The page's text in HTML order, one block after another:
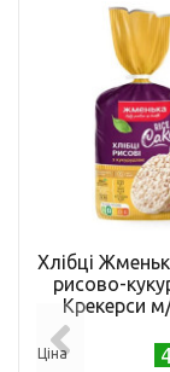
Хлібці
рисово-
Крекерси
Ціна